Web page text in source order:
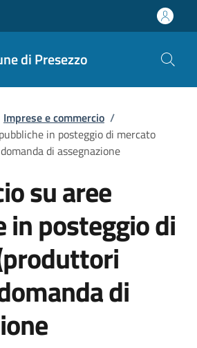
di Presezzo
Imprese e commercio /
in posteggio di mercato
di assegnazione
su aree
in posteggio di
di